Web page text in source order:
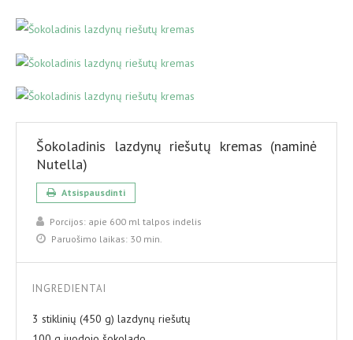
Šokoladinis lazdynų riešutų kremas (naminė
Nutella)
Atsispausdinti
Porcijos: apie 600 ml talpos indelis
Paruošimo laikas: 30 min.
INGREDIENTAI
3 stiklinių (450 g) lazdynų riešutų